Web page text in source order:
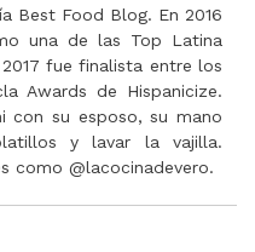
Best Food Blog. En 2016
una de las Top Latina
fue finalista entre los
Awards de Hispanicize.
con su esposo, su mano
y lavar la vajilla.
como @lacocinadevero.